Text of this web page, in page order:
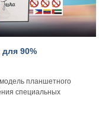
90%
планшетного
специальных